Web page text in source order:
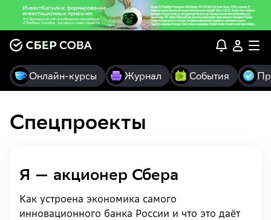
Онлайн-курсы Журнал События
Спецпроекты
Я — акционер Сбера
Как устроена экономика самого
инновационного банка России и что это даёт